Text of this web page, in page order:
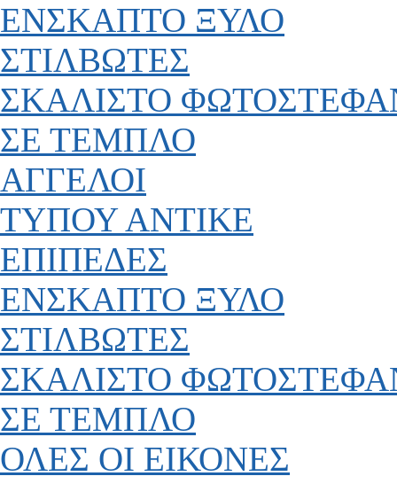
ΕΝΣΚΑΠΤΟ ΞΥΛΟ
ΣΤΙΛΒΩΤΕΣ
ΣΚΑΛΙΣΤΟ
ΣΕ ΤΕΜΠΛΟ
ΑΓΓΕΛΟΙ
ΤΥΠΟΥ ΑΝΤΙΚΕ
ΕΠΙΠΕΔΕΣ
ΕΝΣΚΑΠΤΟ ΞΥΛΟ
ΣΤΙΛΒΩΤΕΣ
ΣΚΑΛΙΣΤΟ
ΣΕ ΤΕΜΠΛΟ
ΟΛΕΣ ΟΙ ΕΙΚΟΝΕΣ